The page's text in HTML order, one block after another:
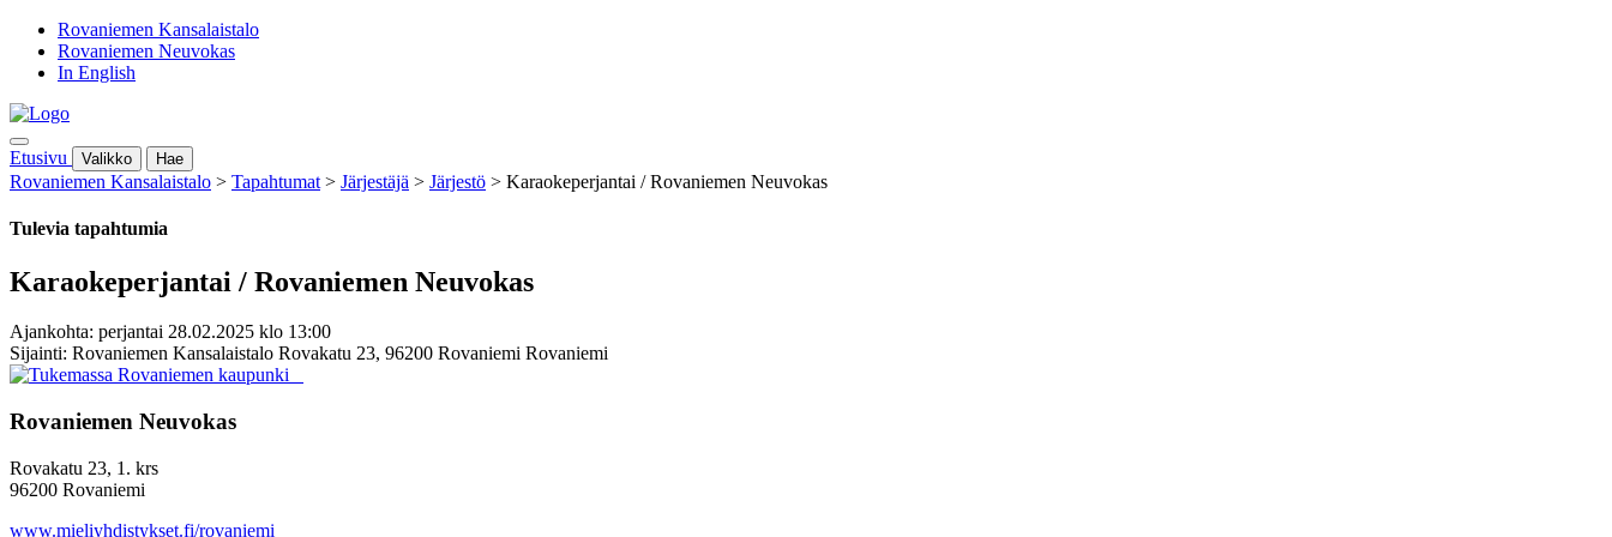
Rovaniemen Kansalaistalo
Rovaniemen Neuvokas
In English
Etusivu Valikko Hae
Rovaniemen Kansalaistalo > Tapahtumat > Järjestäjä > Järjestö > Karaokeperjantai / Rovaniemen Neuvokas
Tulevia tapahtumia
Karaokeperjantai / Rovaniemen Neuvokas
Ajankohta: perjantai 28.02.2025 klo 13:00
Sijainti: Rovaniemen Kansalaistalo Rovakatu 23, 96200 Rovaniemi Rovaniemi
Rovaniemen Neuvokas
Rovakatu 23, 1. krs
96200 Rovaniemi
www.mieliyhdistykset.fi/rovaniemi